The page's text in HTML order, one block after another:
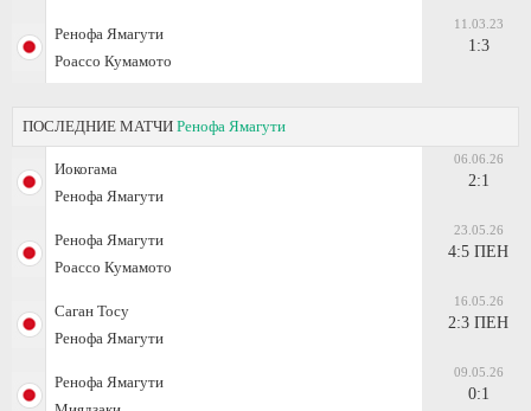
Ренофа Ямагути
Роассо Кумамото
11.03.23
1:3
ПОСЛЕДНИЕ МАТЧИ Ренофа Ямагути
Иокогама
Ренофа Ямагути
06.06.26
2:1
Ренофа Ямагути
Роассо Кумамото
23.05.26
4:5 ПЕН
Саган Тосу
Ренофа Ямагути
16.05.26
2:3 ПЕН
Ренофа Ямагути
09.05.26
0:1